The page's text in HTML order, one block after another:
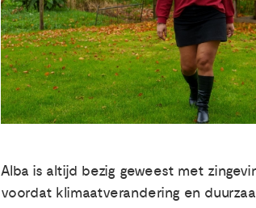
Alba is altijd bezig geweest met
voordat klimaatverandering en